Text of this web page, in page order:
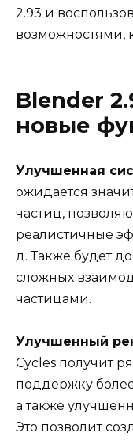
2.93 и
возможностями,
Blender
новые
Улучшенная
ожидается
частиц,
реалистичные
д. Также будет
сложных
частицами.
Улучшенный
Cycles получит
поддержку
а также
Это позволит